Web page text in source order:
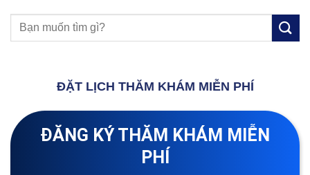
ĐẶT LỊCH THĂM KHÁM MIỄN PHÍ
ĐĂNG KÝ THĂM KHÁM MIỄN
PHÍ